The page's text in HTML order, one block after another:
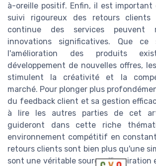
à-oreille positif. Enfin, il est
suivi rigoureux des retours clients
continue des services peuvent
innovations significatives. Que
l'amélioration des produits
développement de nouvelles offres,
stimulent la créativité et la
marché. Pour plonger plus
du feedback client et sa gestion
à lire les autres parties de cet
guideront dans cette riche
environnement compétitif en
retours clients sont bien plus qu'une
sont une véritable source d'inspiration